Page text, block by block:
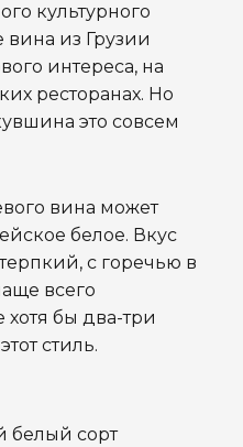
культурного
из Грузии
интереса, на
ресторанах. Но
это совсем
вина может
белое. Вкус
с горечью в
всего
хотя бы два-три
стиль.
белый сорт